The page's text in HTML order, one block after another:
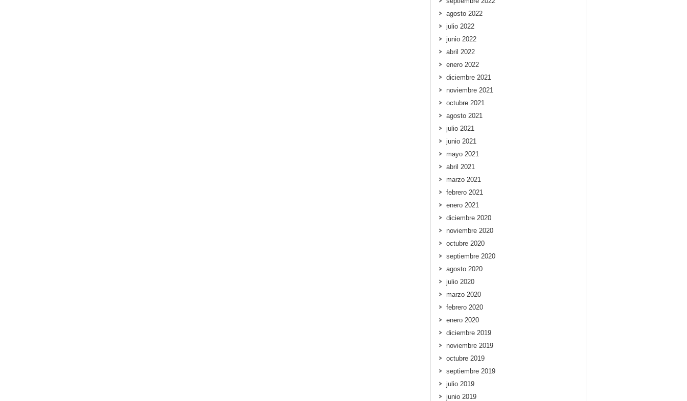
agosto 2022
julio 2022
junio 2022
abril 2022
enero 2022
diciembre 2021
noviembre 2021
octubre 2021
agosto 2021
julio 2021
junio 2021
mayo 2021
abril 2021
marzo 2021
febrero 2021
enero 2021
diciembre 2020
noviembre 2020
octubre 2020
septiembre 2020
agosto 2020
julio 2020
marzo 2020
febrero 2020
enero 2020
diciembre 2019
noviembre 2019
octubre 2019
septiembre 2019
julio 2019
junio 2019